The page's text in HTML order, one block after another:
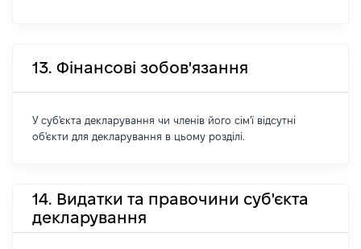
13. Фінансові зобов'язання
У суб'єкта декларування чи членів його сім'ї відсутні
об'єкти для декларування в цьому розділі.
14. Видатки та правочини суб'єкта
декларування